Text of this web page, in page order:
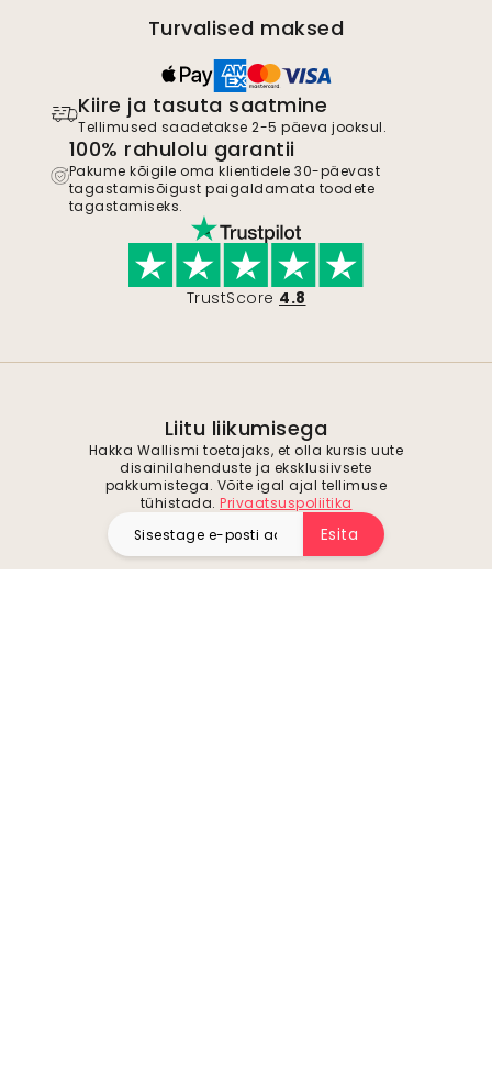
Turvalised maksed
Kiire ja tasuta saatmine
Tellimused saadetakse 2-5 päeva jooksul.
100% rahulolu garantii
Pakume kõigile oma klientidele 30-päevast
tagastamisõigust paigaldamata toodete
tagastamiseks.
TrustScore 4.8
Liitu liikumisega
Hakka Wallismi toetajaks, et olla kursis uute
disainilahenduste ja eksklusiivsete
pakkumistega. Võite igal ajal tellimuse
tühistada. Privaatsuspoliitika
Esita